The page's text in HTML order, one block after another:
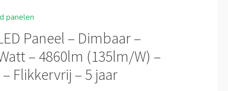
panelen
Paneel – Dimbaar –
– 4860lm (135lm/W) –
– Flikkervrij – 5 jaar